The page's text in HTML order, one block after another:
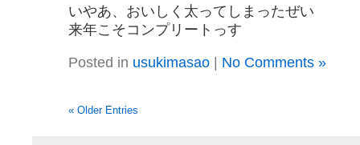
いやあ、おいしく太ってしまったぜい
来年こそコンプリートっす
Posted in usukimasao| No Comments »
« Older Entries